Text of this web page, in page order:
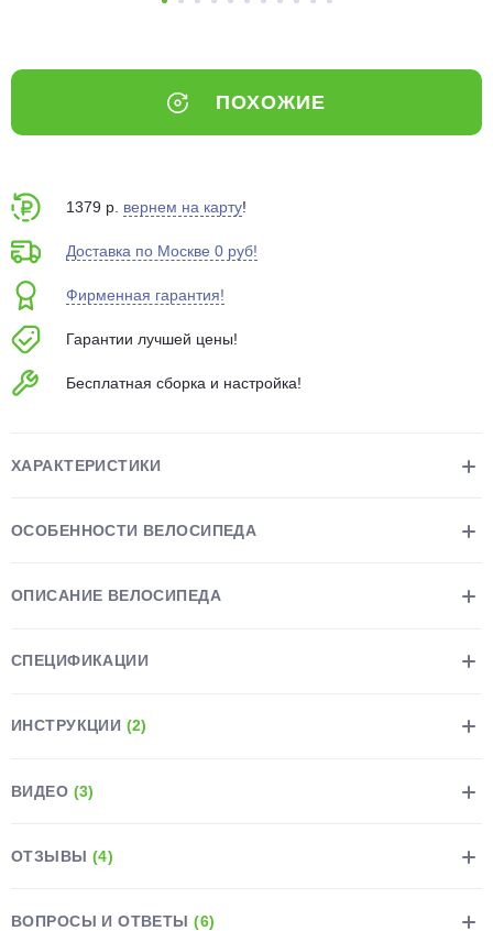
ПОХОЖИЕ
1379 р. вернем на карту!
Доставка по Москве 0 руб!
Фирменная гарантия!
Гарантии лучшей цены!
Бесплатная сборка и настройка!
ХАРАКТЕРИСТИКИ
ОСОБЕННОСТИ ВЕЛОСИПЕДА
ОПИСАНИЕ ВЕЛОСИПЕДА
СПЕЦИФИКАЦИИ
ИНСТРУКЦИИ (2)
ВИДЕО (3)
ОТЗЫВЫ (4)
ВОПРОСЫ И ОТВЕТЫ(6)
выбранный способом
Оставшиеся75% будут
Подробнее
недели